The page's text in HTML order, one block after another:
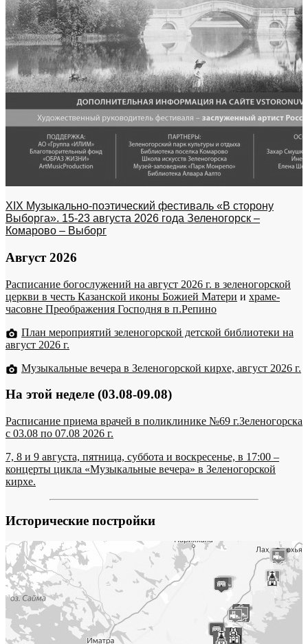
XIX Музыкально-поэтический фестиваль «В сторону
Выборга». 15-23 августа 2026 года Зеленогорск –
Комарово – Выборг
Август 2026
Расписание богослужений на август 2026 г. в зеленогорской
церкви в честь Казанской иконы Божией Матери и храме-
часовне Преображения Господня в п.Репино
План мероприятий зеленогорской детской библиотеки на
август 2026 г.
Музыкальные вечера в Зеленогорской кирхе, август 2026 г.
На этой неделе (03.08-09.08)
Расписание приема врачей в поликлинике №69 г.Зеленогорска
c 03.08 по 07.08 2026 г.
7, 8 и 9 августа, пятница, суббота и воскресенье, в 17:00 –
концерты цикла «Музыкальные вечера» в Зеленогорской
кирхе.
Исторические постройки